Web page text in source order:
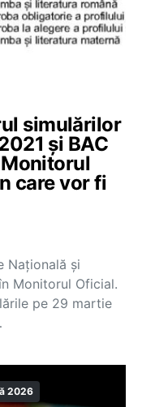
simulărilor
și BAC
care vor fi
Națională și
Monitorul Oficial.
pe 29 martie
2026